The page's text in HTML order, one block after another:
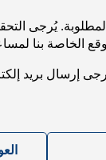
يُرجى
إرسال بريد